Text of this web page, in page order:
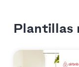
Plantillas